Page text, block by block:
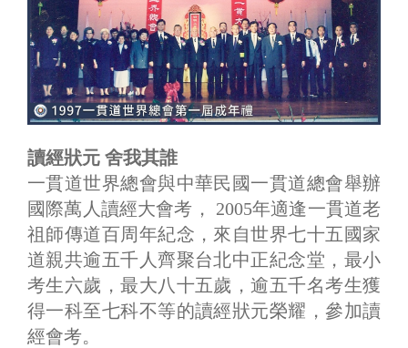
讀經狀元 舍我其誰
一貫道世界總會與中華民國一貫道總會舉辦
國際萬人讀經大會考， 2005年適逢一貫道老
祖師傳道百周年紀念，來自世界七十五國家
道親共逾五千人齊聚台北中正紀念堂，最小
考生六歲，最大八十五歲，逾五千名考生獲
得一科至七科不等的讀經狀元榮耀，參加讀
經會考。